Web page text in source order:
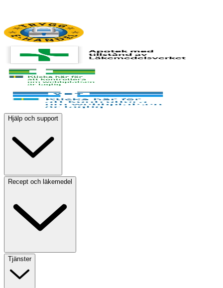
Hjälp och support
Recept och läkemedel
Tjänster